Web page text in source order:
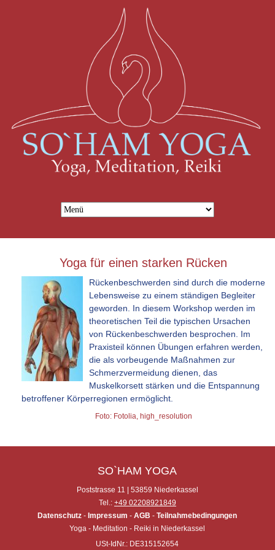
Yoga für einen starken Rücken
Rückenbeschwerden sind durch die moderne
Lebensweise zu einem ständigen Begleiter
geworden. In diesem Workshop werden im
theoretischen Teil die typischen Ursachen
von Rückenbeschwerden besprochen. Im
Praxisteil können Übungen erfahren werden,
die als vorbeugende Maßnahmen zur
Schmerzvermeidung dienen, das
Muskelkorsett stärken und die Entspannung
betroffener Körperregionen ermöglicht.
Foto: Fotolia, high_resolution
SO`HAM YOGA
Poststrasse 11 | 53859 Niederkassel
Tel.: +49 02208921849
Datenschutz- Impressum -AGB -Teilnahmebedingungen
Yoga - Meditation - Reiki in Niederkassel
USt-IdNr.: DE315152654